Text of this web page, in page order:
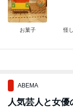
お菓子 怪
ABEMA
人気芸人と女